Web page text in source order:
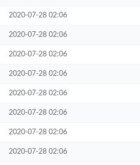
2020-07-28 02:06
2020-07-28 02:06
2020-07-28 02:06
2020-07-28 02:06
2020-07-28 02:06
2020-07-28 02:06
2020-07-28 02:06
2020-07-28 02:06